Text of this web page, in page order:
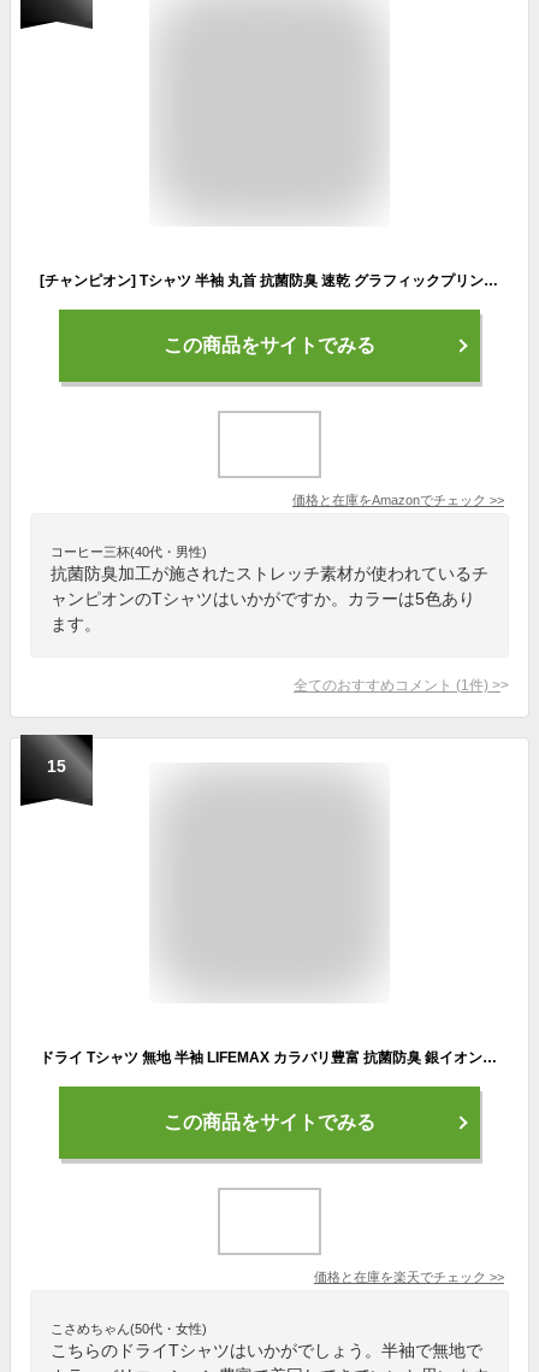
[チャンピオン] Tシャツ 半袖 丸首 抗菌防臭 速乾 グラフィックプリント ショートスリーブTシャツ バスケットボール C3-ZB310 メンズ ホワイト
この商品をサイトでみる
価格と在庫をAmazonでチェック >>
コーヒー三杯(40代・男性)
抗菌防臭加工が施されたストレッチ素材が使われているチ
ャンピオンのTシャツはいかがですか。カラーは5色あり
ます。
全てのおすすめコメント (1 件) >
15
ドライ Tシャツ 無地 半袖 LIFEMAX カラバリ豊富 抗菌防臭 銀イオン 汗 におい ポリジン加工 UVカット インナーシャツ 吸水速乾 UPF50 MS1154
この商品をサイトでみる
価格と在庫を楽天でチェック >>
こさめちゃん(50代・女性)
こちらのドライTシャツはいかがでしょう。半袖で無地で